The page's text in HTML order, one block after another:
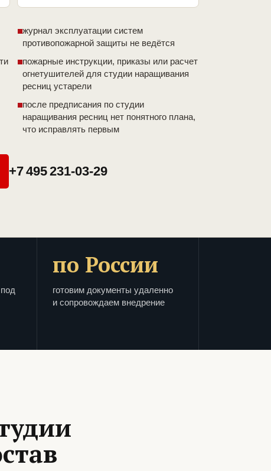
журнал эксплуатации систем
противопожарной защиты не ведётся
пожарные инструкции, приказы или расчет
огнетушителей для студии наращивания
ресниц устарели
после предписания по студии
наращивания ресниц нет понятного плана,
что исправлять первым
+7 495 231-03-29
по России
готовим документы удаленно
и сопровождаем внедрение